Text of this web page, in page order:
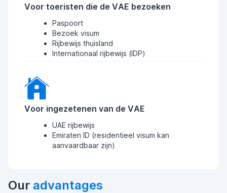
Voor toeristen die de VAE bezoeken
Paspoort
Bezoek visum
Rijbewijs thuisland
Internationaal rijbewijs (IDP)
Voor ingezetenen van de VAE
UAE rijbewijs
Emiraten ID (residentieel visum kan
aanvaardbaar zijn)
Our advantages